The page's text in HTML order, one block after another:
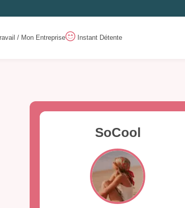
/ Mon Entreprise Instant Détente
SoCool